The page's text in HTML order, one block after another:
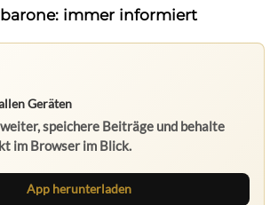
immer informiert
Geräten
speichere Beiträge und behalte
im Browser im Blick.
App herunterladen